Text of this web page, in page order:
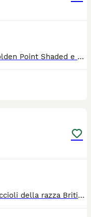
Meravigliosa FEMMINA BRI ny 11 33 Black Golden Point Shaded e meraviglioso maschio ny 11 Black Golden Shaded. Pedigree ENFI PKD negativo , libretto sanitario, doppio vaccino, microchip. Genitori testati FIV/Felv negativi, PKD negativo. Per info 3488077518 Miss Candy
Accettiamo le prenotazioni per bellissimi cuccioli della razza British shorthair - maschietti. Pronte a trasferirsi nella nuova casa a metà giugno ad età di 3 mes, dopo aver effettuato tutti i vaccini, microchip, avranno il libretto sanitario personale e certificato di cessione. Tutti i cuccioli sono con il pedigree . I genitori sono testati FIV/FELV, PKD - negativo. Sono visibili i cuccioli e anche i genitori. Per ult info via whatsapp 3358177195 Siamo a Milano ma eventualmente possibile effettuare la consegna. Allevamento italiano.